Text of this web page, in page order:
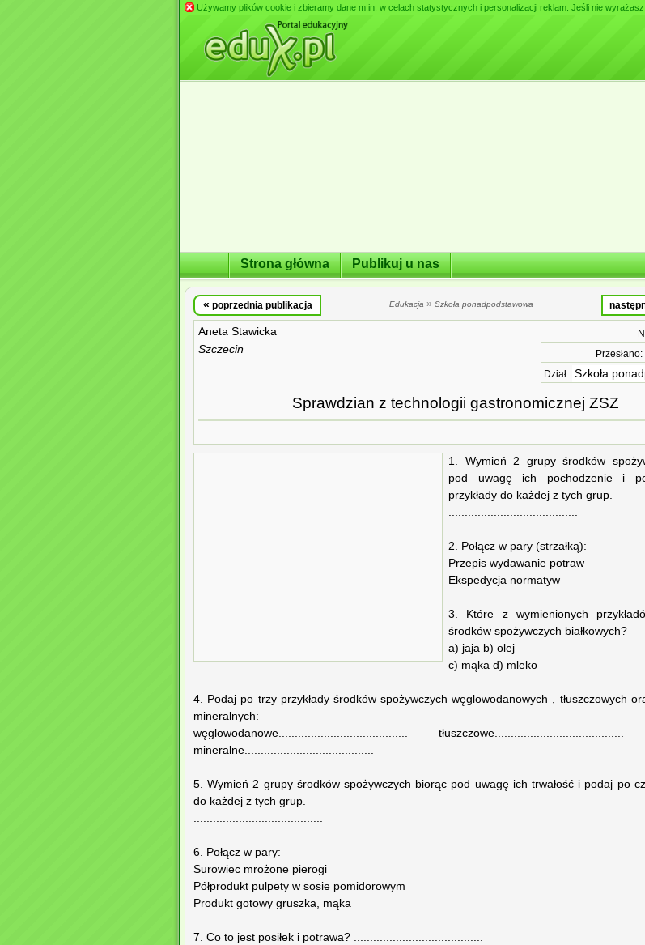
Używamy plików cookie i zbieramy dane m.in. w celach statystycznych i personalizacji reklam. Jeśli nie
Strona główna Publikuj u nas
« poprzednia publikacja Edukacja » Szkoła ponadpodstawowa
Aneta Stawicka
Szczecin
Przesłano:
Dział: Szkoła
Sprawdzian z technologii gastronomicznej ZSZ
1. Wymień 2 grupy środków
pod uwagę ich pochodzenie i
przykłady do każdej z tych grup.
........................................
2. Połącz w pary (strzałką):
Przepis wydawanie potraw
Ekspedycja normatyw
3. Które z wymienionych
środków spożywczych białkowych?
a) jaja b) olej
c) mąka d) mleko
4. Podaj po trzy przykłady środków spożywczych węglowodanowych , tłuszczowych
mineralnych:
węglowodanowe........................................
mineralne........................................
5. Wymień 2 grupy środków spożywczych biorąc pod uwagę ich trwałość i podaj po
do każdej z tych grup.
........................................
6. Połącz w pary:
Surowiec mrożone pierogi
Półprodukt pulpety w sosie pomidorowym
Produkt gotowy gruszka, mąka
7. Co to jest posiłek i potrawa? ........................................